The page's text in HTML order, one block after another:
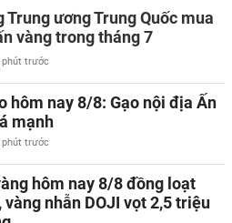
Trung ương Trung Quốc mua
vàng trong tháng 7
phút trước
hôm nay 8/8: Gạo nội địa Ấn
mạnh
phút trước
hôm nay 8/8 đồng loạt
vàng nhẫn DOJI vọt 2,5 triệu